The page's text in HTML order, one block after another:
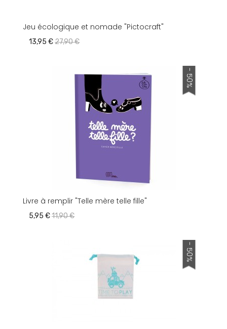
Jeu écologique et nomade "Pictocraft"
13,95 €27,90 €
- 50%
Livre à remplir "Telle mère telle fille"
5,95 €11,90 €
- 50%